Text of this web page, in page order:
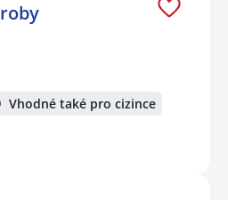
Vhodné také pro cizince